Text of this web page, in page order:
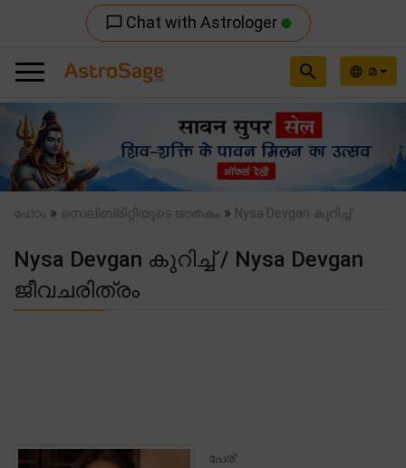
chat_bubble_outline Chat with Astrologer
language മ
search
Previous
ഹോം » സെലിബ്രിറ്റിയുടെ ജാതകം » Nysa Devgan കുറിച്ച്
Nysa Devgan കുറിച്ച് / Nysa Devgan
ജീവചരിത്രം
പേര്: